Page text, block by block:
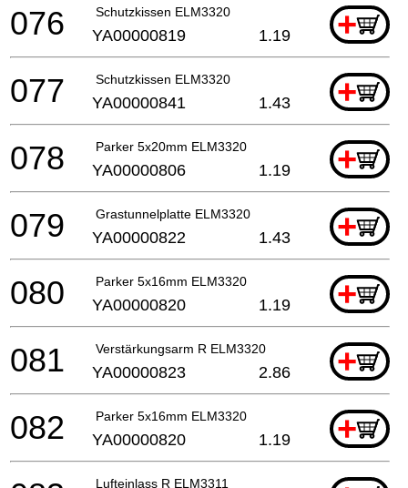
Schutzkissen ELM3320 +
076 YA00000819 1.19
Schutzkissen ELM3320 +
077 YA00000841 1.43
Parker 5x20mm ELM3320 +
078 YA00000806 1.19
Grastunnelplatte ELM3320 +
079 YA00000822 1.43
Parker 5x16mm ELM3320 +
080 YA00000820 1.19
Verstärkungsarm R ELM3320 +
081 YA00000823 2.86
Parker 5x16mm ELM3320 +
082 YA00000820 1.19
Lufteinlass R ELM3311